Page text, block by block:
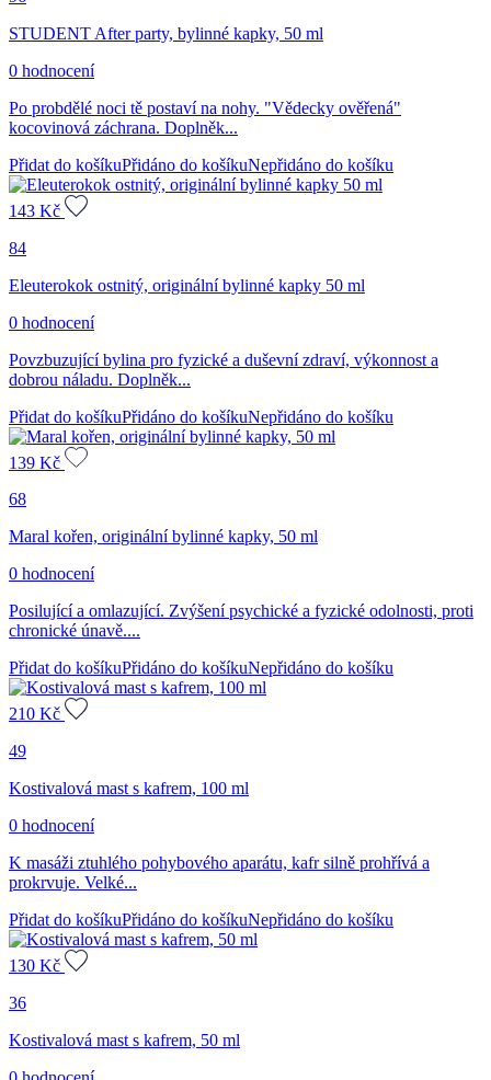
STUDENT After party, bylinné kapky, 50 ml
0 hodnocení
Po probdělé noci tě postaví na nohy. "Vědecky ověřená"
kocovinová záchrana. Doplněk...
Přidat do košíkuPřidáno do košíkuNepřidáno do košíku
143 Kč
84
Eleuterokok ostnitý, originální bylinné kapky 50 ml
0 hodnocení
Povzbuzující bylina pro fyzické a duševní zdraví, výkonnost a
dobrou náladu. Doplněk...
Přidat do košíkuPřidáno do košíkuNepřidáno do košíku
139 Kč
68
Maral kořen, originální bylinné kapky, 50 ml
0 hodnocení
Posilující a omlazující. Zvýšení psychické a fyzické odolnosti, proti
chronické únavě....
Přidat do košíkuPřidáno do košíkuNepřidáno do košíku
210 Kč
49
Kostivalová mast s kafrem, 100 ml
0 hodnocení
K masáži ztuhlého pohybového aparátu, kafr silně prohřívá a
prokrvuje. Velké...
Přidat do košíkuPřidáno do košíkuNepřidáno do košíku
130 Kč
36
Kostivalová mast s kafrem, 50 ml